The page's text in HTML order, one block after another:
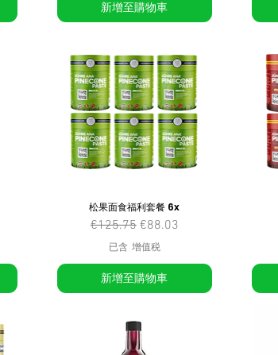
新增至購物車
松果面食福利套餐 6x
一般價格
€125.75 促銷價格
€88.03
已含 增值税
新增至購物車